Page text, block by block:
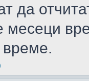
да
месеци
време.